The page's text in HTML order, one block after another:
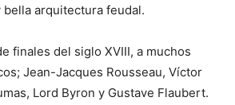
bella arquitectura feudal.
finales del siglo XVIII, a muchos
Jean-Jacques Rousseau, Víctor
Lord Byron y Gustave Flaubert.